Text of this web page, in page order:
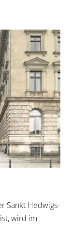
Sankt Hedwigs-
wird im